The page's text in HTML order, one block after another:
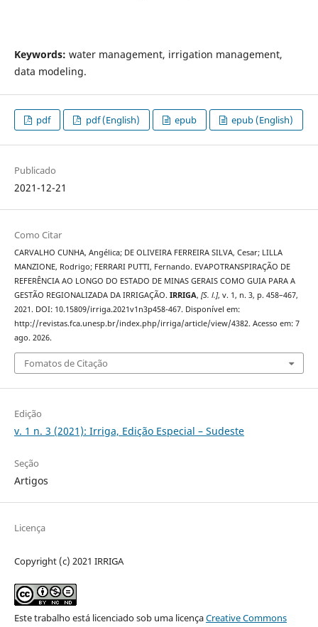
Keywords: water management, irrigation management,
data modeling.
pdf pdf (English) epub epub (English)
Publicado
2021-12-21
Como Citar
CARVALHO CUNHA, Angélica; DE OLIVEIRA FERREIRA SILVA, Cesar; LILLA
MANZIONE, Rodrigo; FERRARI PUTTI, Fernando. EVAPOTRANSPIRAÇÃO DE
REFERÊNCIA AO LONGO DO ESTADO DE MINAS GERAIS COMO GUIA PARA A
GESTÃO REGIONALIZADA DA IRRIGAÇÃO. IRRIGA, [S. l.], v. 1, n. 3, p. 458–467,
2021. DOI: 10.15809/irriga.2021v1n3p458-467. Disponível em:
http://revistas.fca.unesp.br/index.php/irriga/article/view/4382. Acesso em: 7
ago. 2026.
Fomatos de Citação
Edição
v. 1 n. 3 (2021): Irriga, Edição Especial – Sudeste
Seção
Artigos
Licença
Copyright (c) 2021 IRRIGA
Este trabalho está licenciado sob uma licençaCreative Commons